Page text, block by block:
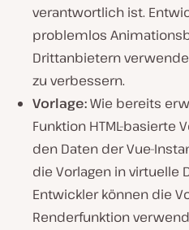
verantwortlich ist.
problemlos
Drittanbietern
zu verbessern.
Vorlage:Wie bereits
Funktion HTML-basierte
den Daten der Vue-
die Vorlagen in virtuelle
Entwickler können die
Renderfunktion